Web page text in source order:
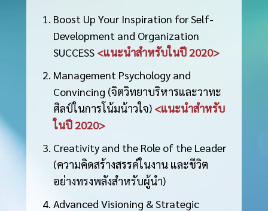
Boost Up Your Inspiration for Self-
Development and Organization
SUCCESS <แนะนำสำหรับในปี 2020>
Management Psychology and
Convincing (จิตวิทยาบริหารและวาทะ
ศิลป์ในการโน้มน้าวใจ) <แนะนำสำหรับ
ในปี 2020>
Creativity and the Role of the Leader
(ความคิดสร้างสรรค์ในงาน และชีวิต
อย่างทรงพลังสำหรับผู้นำ)
Advanced Visioning & Strategic